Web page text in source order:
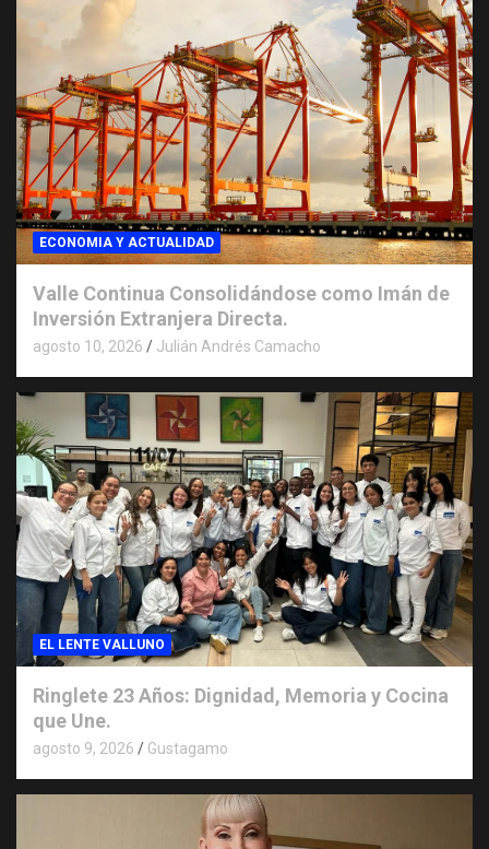
ECONOMIA Y ACTUALIDAD
Valle Continua Consolidándose como Imán de
Inversión Extranjera Directa.
agosto 10, 2026 Julián Andrés Camacho
EL LENTE VALLUNO
Ringlete 23 Años: Dignidad, Memoria y Cocina
que Une.
agosto 9, 2026 Gustagamo